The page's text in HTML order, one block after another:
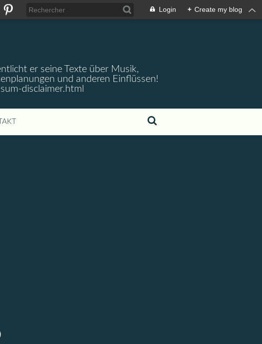
Login + Create my blog
er seine Texte über Musik,
und anderen Einflüssen!
disclaimer.html